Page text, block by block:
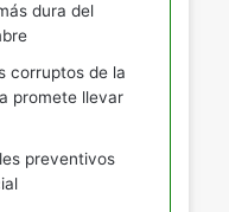
dura del
corruptos de la
promete llevar
preventivos